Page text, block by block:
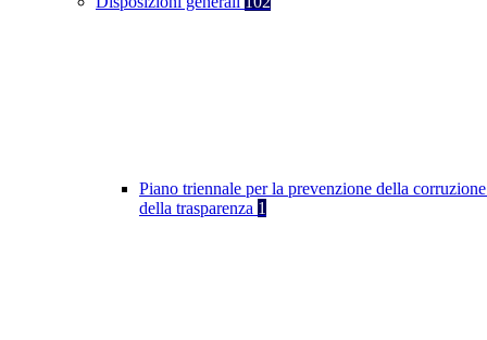
Piano triennale per la prevenzione della
della trasparenza 1